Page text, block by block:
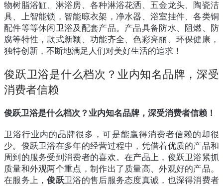
物树脂浴缸、淋浴房、各种淋浴花洒、五金龙头、陶瓷洁
具、上智能锁，智能晾衣架，净水器、浴室挂件、各类铜
配件等等休闲卫浴及配套产品。产品具备防水、阻燃、防
腐等特性，款式新颖、功能齐全、色彩亮丽、环保健康，
独特创新，不断地满足人们对美好生活的追求！
俊跃卫浴是什么档次？业内知名品牌，深受
消费者信赖
俊跃卫浴是什么档次？业内知名品牌，深受消费者信赖！
卫浴行业内的品牌很多，可是能赢得消费者信赖的却很
少。俊跃卫浴在多年的经营过程中，凭借着优质的产品和
周到的服务受到消费者的喜欢。在产品上，俊跃卫浴紧抓
质量和外观两个重点，制作出了质量高、外观好的产品。
在服务上，俊跃卫浴的售后服务态度真诚，也深得消费者